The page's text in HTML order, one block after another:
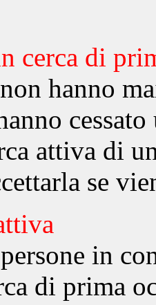
cerca di
hanno
attiva di
se
in
di prima